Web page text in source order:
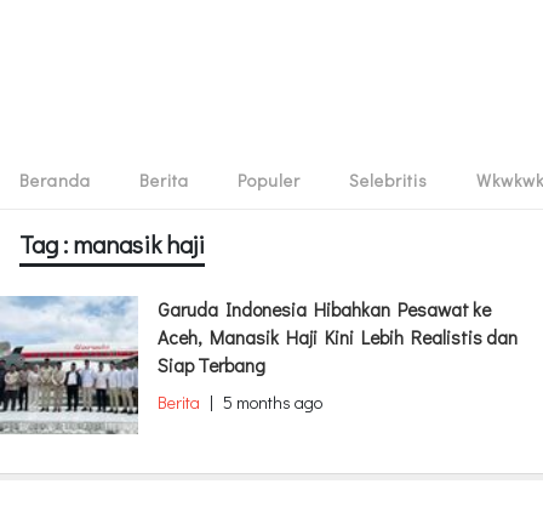
Beranda Berita Populer Selebritis Wkwkwk
Tag : manasik haji
Garuda Indonesia Hibahkan Pesawat ke
Aceh, Manasik Haji Kini Lebih Realistis dan
Siap Terbang
Berita | 5 months ago